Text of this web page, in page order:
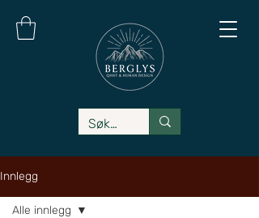
Innlegg
Alle innlegg